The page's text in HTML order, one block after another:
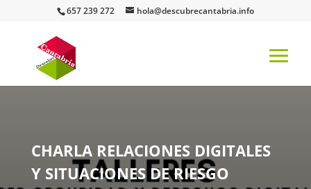
657 239 272 hola@descubrecantabria.info
CHARLA RELACIONES DIGITALES
Y SITUACIONES DE RIESGO